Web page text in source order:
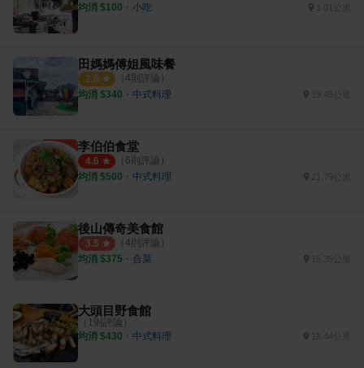
均消 $100 ・ 小吃
田媽媽傅姐風味餐
2.8 （ 4則評論）
均消 $340 ・ 中式料理 19.45公里
李伯伯食堂
4.6 （ 6則評論）
均消 $500 ・ 中式料理
後山傳奇美食館
3.5 （ 4則評論）
均消 $375 ・ 合菜 15.35公里
大頭目野食館
（ 1 則評論）
均消 $430 ・ 中式料理 15.44公里